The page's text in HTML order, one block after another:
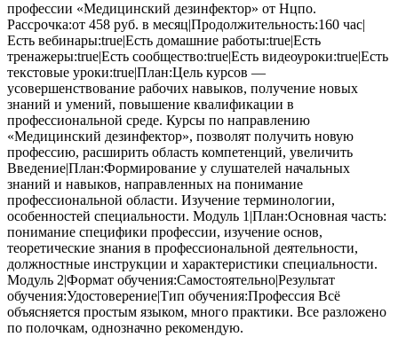
профессии «Медицинский дезинфектор» от Нцпо.
Рассрочка:от 458 руб. в месяц|Продолжительность:160 час|
Есть вебинары:true|Есть домашние работы:true|Есть
тренажеры:true|Есть сообщество:true|Есть видеоуроки:true|Есть
текстовые уроки:true|План:Цель курсов —
усовершенствование рабочих навыков, получение новых
знаний и умений, повышение квалификации в
профессиональной среде. Курсы по направлению
«Медицинский дезинфектор», позволят получить новую
профессию, расширить область компетенций, увеличить
Введение|План:Формирование у слушателей начальных
знаний и навыков, направленных на понимание
профессиональной области. Изучение терминологии,
особенностей специальности. Модуль 1|План:Основная часть:
понимание специфики профессии, изучение основ,
теоретические знания в профессиональной деятельности,
должностные инструкции и характеристики специальности.
Модуль 2|Формат обучения:Самостоятельно|Результат
обучения:Удостоверение|Тип обучения:Профессия Всё
объясняется простым языком, много практики. Все разложено
по полочкам, однозначно рекомендую.